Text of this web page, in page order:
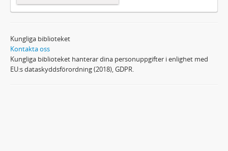
Kungliga biblioteket
Kontakta oss
Kungliga biblioteket hanterar dina personuppgifter i enlighet med
EU:s dataskyddsförordning (2018), GDPR.